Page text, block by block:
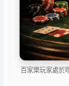
百家樂玩家處於